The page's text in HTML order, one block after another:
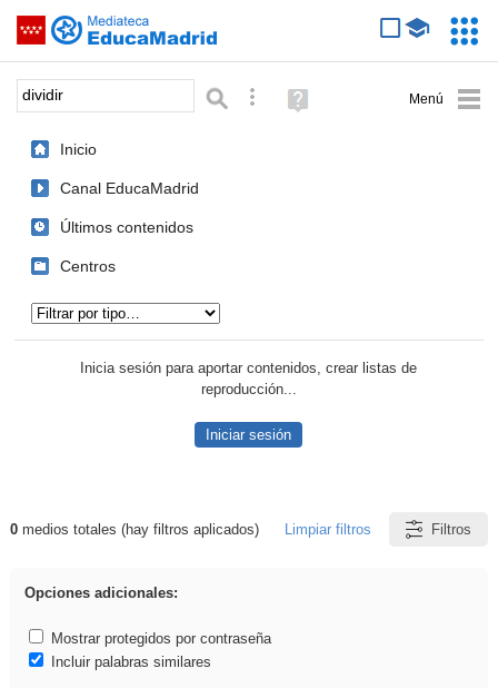
Saltar navegación
Palabra o frase: Búsqueda avanzada
Ayuda
(en
Inicio
Canal EducaMadrid
Últimos contenidos
Centros
Inicia sesión para aportar contenidos, crear listas de
reproducción...
Iniciar sesión
Resultados de: dividir
0medios totales (hay filtros aplicados) Limpiar filtros Filtros
Opciones adicionales:
Mostrar protegidos por contraseña
Incluir palabras similares